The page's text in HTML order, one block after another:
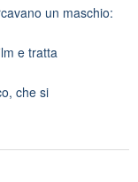
un maschio:
e tratta
che si